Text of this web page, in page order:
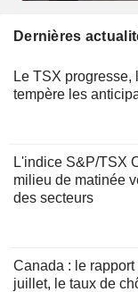
Dernières
Le TSX
tempère les
L'indice S&P/TSX
milieu de matinée
des secteurs
Canada : le
juillet, le taux de